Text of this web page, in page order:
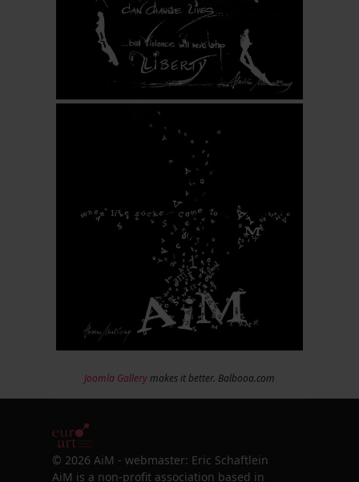
Joomla Gallerymakes it better. Balbooa.com
© 2026 AiM - webmaster: Eric Schaftlein
AiM is a non-profit association based in